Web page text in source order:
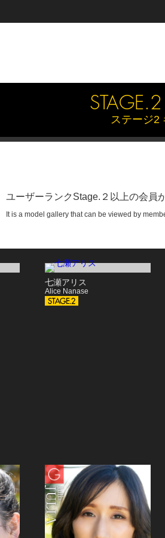
STAGE.2
ステージ2
ユーザーランクStage.２以上の会員
It is a model gallery that can be viewed by
七瀬アリス
Alice Nanase